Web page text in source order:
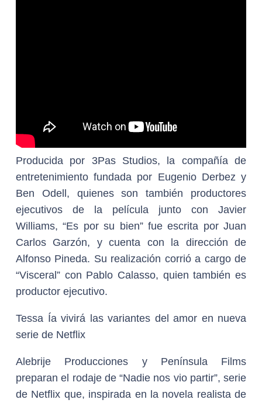
Producida por 3Pas Studios, la compañía de
entretenimiento fundada por Eugenio Derbez y
Ben Odell, quienes son también productores
ejecutivos de la película junto con Javier
Williams, “Es por su bien” fue escrita por Juan
Carlos Garzón, y cuenta con la dirección de
Alfonso Pineda. Su realización corrió a cargo de
“Visceral” con Pablo Calasso, quien también es
productor ejecutivo.
Tessa Ía vivirá las variantes del amor en nueva
serie de Netflix
Alebrije Producciones y Península Films
preparan el rodaje de “Nadie nos vio partir”, serie
de Netflix que, inspirada en la novela realista de